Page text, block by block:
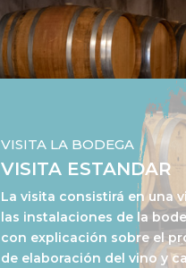
VISITA LA BODEGA
VISITA ESTANDAR
La visita consistirá en una
las instalaciones de la
con explicación sobre el
de elaboración del vino y